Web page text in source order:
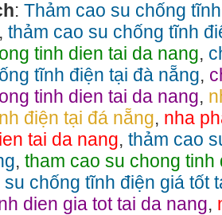
: Thảm cao su chống
, thảm cao su chống tĩnh
tinh dien tai da nang,
tĩnh điện tại đà nẵng,
tinh dien tai da nang,
điện tại đá nẵng, nha
tai da nang, thảm cao
, tham cao su chong tinh
chống tĩnh điện giá tốt
dien gia tot tai da nang,
cho thue xe may phu
phú yên
0387560028 cho thuê
thuê xe máy ở tại Tuy
Yên, chuyên cho
Yên
nhà nguyên căn